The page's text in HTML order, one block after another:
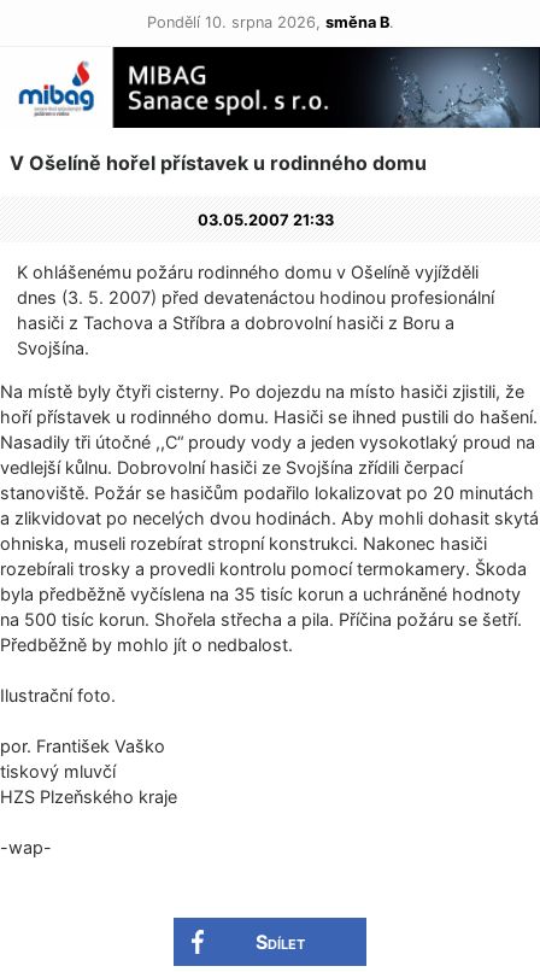
Pondělí 10. srpna 2026, směna B.
V Ošelíně hořel přístavek u rodinného domu
03.05.2007 21:33
K ohlášenému požáru rodinného domu v Ošelíně vyjížděli
dnes (3. 5. 2007) před devatenáctou hodinou profesionální
hasiči z Tachova a Stříbra a dobrovolní hasiči z Boru a
Svojšína.
Na místě byly čtyři cisterny. Po dojezdu na místo hasiči zjistili, že
hoří přístavek u rodinného domu. Hasiči se ihned pustili do hašení.
Nasadily tři útočné ,,C“ proudy vody a jeden vysokotlaký proud na
vedlejší kůlnu. Dobrovolní hasiči ze Svojšína zřídili čerpací
stanoviště. Požár se hasičům podařilo lokalizovat po 20 minutách
a zlikvidovat po necelých dvou hodinách. Aby mohli dohasit skytá
ohniska, museli rozebírat stropní konstrukci. Nakonec hasiči
rozebírali trosky a provedli kontrolu pomocí termokamery. Škoda
byla předběžně vyčíslena na 35 tisíc korun a uchráněné hodnoty
na 500 tisíc korun. Shořela střecha a pila. Příčina požáru se šetří.
Předběžně by mohlo jít o nedbalost.
Ilustrační foto.
por. František Vaško
tiskový mluvčí
HZS Plzeňského kraje
-wap-
Sdílet